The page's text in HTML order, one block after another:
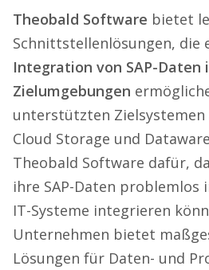
Theobald Software bietet
Schnittstellenlösungen, die
Integration von SAP-Daten
Zielumgebungen
unterstützten Zielsystemen
Cloud Storage und
Theobald Software dafür,
ihre SAP-Daten problemlos
IT-Systeme integrieren
Unternehmen bietet
Lösungen für Daten- und